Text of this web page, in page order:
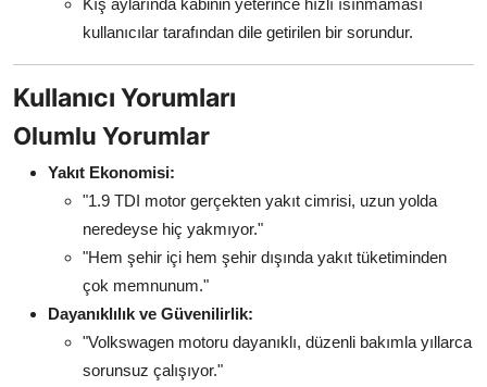
kullanıcılar tarafından dile getirilen bir sorundur.
Kullanıcı Yorumları
Olumlu Yorumlar
Yakıt Ekonomisi:
"1.9 TDI motor gerçekten yakıt cimrisi, uzun yolda
neredeyse hiç yakmıyor."
"Hem şehir içi hem şehir dışında yakıt tüketiminden
çok memnunum."
Dayanıklılık ve Güvenilirlik:
"Volkswagen motoru dayanıklı, düzenli bakımla yıllarca
sorunsuz çalışıyor."